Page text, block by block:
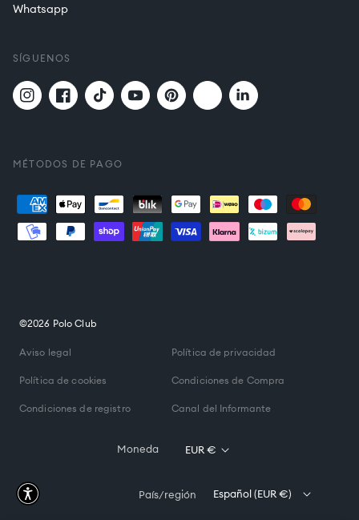
Whatsapp
SÍGUENOS
InstagramFacebookTikTok YouTubePinterest Twitter Translation
MÉTODOS DE PAGO
Formas
de
pago
©2026 Polo Club
Aviso legal Política de privacidad
Política de cookies Condiciones de Compra
Condiciones de registro Canal del Informante
Moneda EUR €
País/región Español (EUR €)